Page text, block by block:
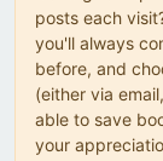
posts each
you'll always
before, and
(either via
able to save
your